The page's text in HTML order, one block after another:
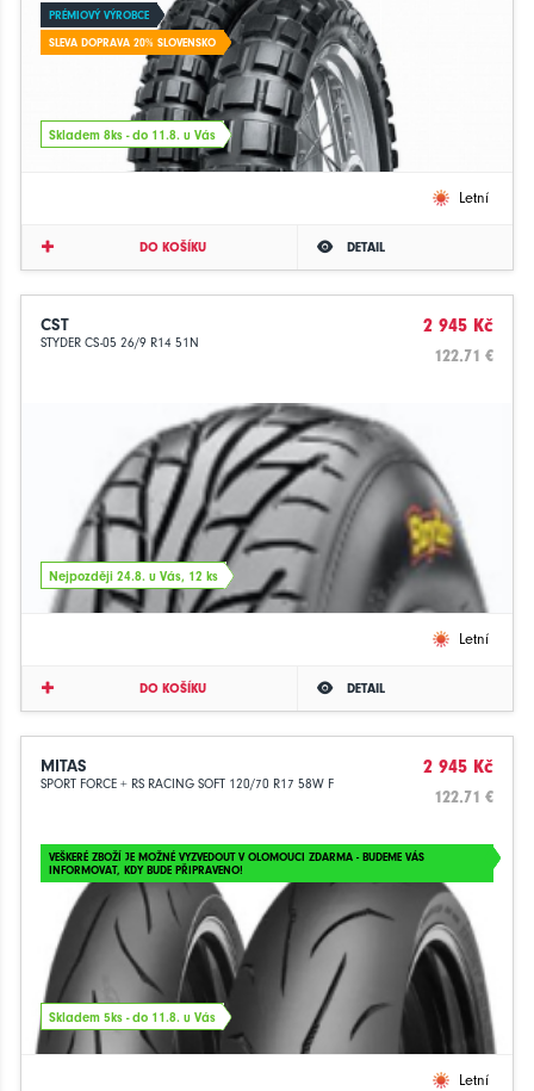
PRÉMIOVÝ VÝROBCE
SLEVA DOPRAVA 20% SLOVENSKO
Skladem 8ks - do 11.8. u Vás
Letní
DO KOŠÍKU DETAIL
CST
STYDER CS-05 26/9 R14 51N
2 945 Kč
122.71 €
Nejpozději 24.8. u Vás, 12 ks
Letní
DO KOŠÍKU DETAIL
MITAS
SPORT FORCE + RS RACING SOFT 120/70 R17 58W F
2 945 Kč
122.71 €
VEŠKERÉ ZBOŽÍ JE MOŽNÉ VYZVEDOUT V OLOMOUCI ZDARMA - BUDEME VÁS
INFORMOVAT, KDY BUDE PŘIPRAVENO!
Skladem 5ks - do 11.8. u Vás
Letní